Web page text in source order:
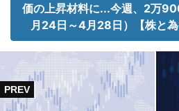
価の上昇材料に...今週、2万
月24日～4月28日）【株と為